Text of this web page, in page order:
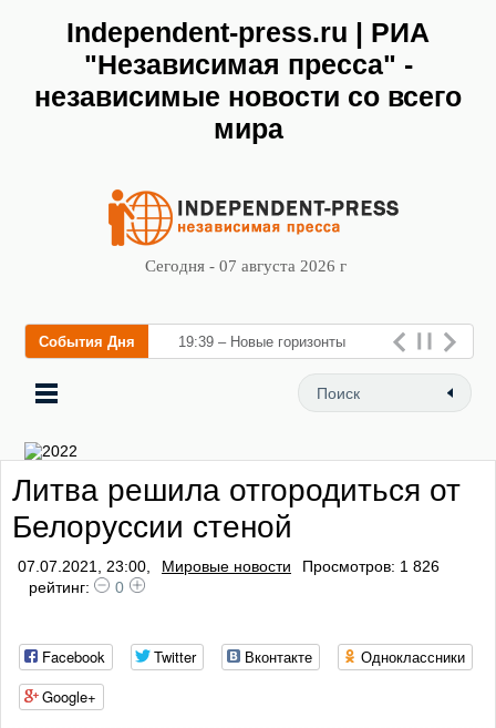
Independent-press.ru | РИА
"Независимая пресса" -
независимые новости со всего
мира
Сегодня - 07 августа 2026 г
События Дня 19:39 – Новые горизонты
флебологии: в Москве
открылся «Городской центр
Литва решила отгородиться от
Белоруссии стеной
07.07.2021, 23:00, Мировые новости
Просмотров: 1 826
рейтинг:
0
Facebook Twitter Вконтакте
Одноклассники
Google+